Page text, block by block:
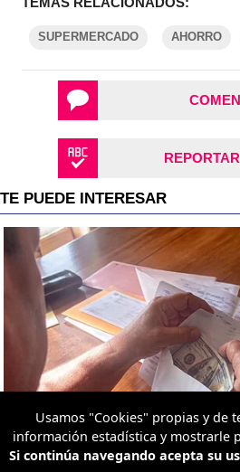
SUPERMERCADO AHORRO
Usamos "Cookies" propias y de
información estadística y mostrarle
Si continúa navegando acepta su